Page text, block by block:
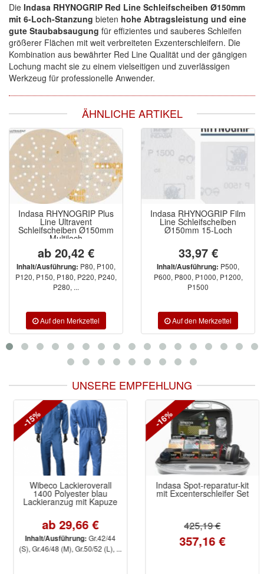
Die Indasa RHYNOGRIP Red Line Schleifscheiben Ø150mm
mit 6-Loch-Stanzung bieten hohe Abtragsleistung und eine
gute Staubabsaugung für effizientes und sauberes Schleifen
größerer Flächen mit weit verbreiteten Exzenterschleifern. Die
Kombination aus bewährter Red Line Qualität und der gängigen
Lochung macht sie zu einem vielseitigen und zuverlässigen
Werkzeug für professionelle Anwender.
ÄHNLICHE ARTIKEL
Indasa RHYNOGRIP Plus
Line Ultravent
Schleifscheiben Ø150mm
Multiloch
ab 20,42 €
Inhalt/Ausführung: P80, P100,
P120, P150, P180, P220, P240,
P280, ...
Indasa RHYNOGRIP Film
Line Schleifscheiben
Ø150mm 15-Loch
33,97 €
Inhalt/Ausführung: P500,
P600, P800, P1000, P1200,
P1500
UNSERE EMPFEHLUNG
Wibeco Lackieroverall
1400 Polyester blau
Lackieranzug mit Kapuze
ab 29,66 €
Inhalt/Ausführung:Gr.42/44
(S), Gr.46/48 (M), Gr.50/52 (L), ...
-15%
Indasa Spot-reparatur-kit
mit Excenterschleifer Set
425,19 €
357,16 €
-16%